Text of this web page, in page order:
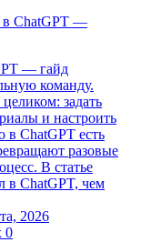
— гайд
команду.
задать
и настроить
в ChatGPT есть
разовые
В статье
в ChatGPT, чем
2026
0